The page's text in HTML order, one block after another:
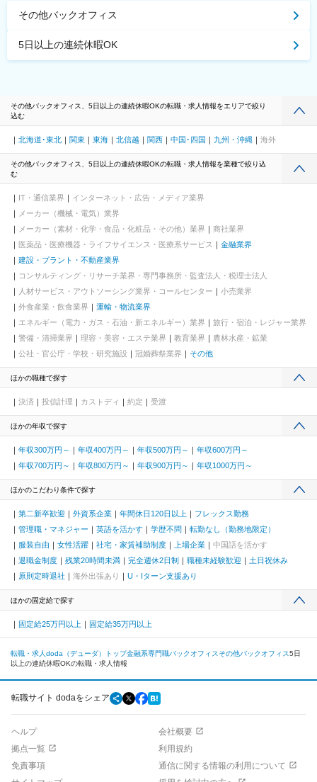
その他バックオフィス
5日以上の連続休暇OK
その他バックオフィス、5日以上の連続休暇OKの転職・求人情報をエリアで絞り
込む
北海道･東北 関東 東海 北信越 関西 中国･四国 九州・沖縄 海外
その他バックオフィス、5日以上の連続休暇OKの転職・求人情報を業種で絞り込
む
IT・通信業界
インターネット・広告・メディア業界
メーカー（機械・電気）業界
メーカー（素材・化学・食品・化粧品・その他）業界
商社業界
医薬品・医療機器・ライフサイエンス・医療系サービス
金融業界
建設・プラント・不動産業界
コンサルティング・リサーチ業界・専門事務所・監査法人・税理士法人
人材サービス・アウトソーシング業界・コールセンター
小売業界
外食産業・飲食業界
運輸・物流業界
エネルギー（電力・ガス・石油・新エネルギー）業界
旅行・宿泊・レジャー業界
警備・清掃業界
理容・美容・エステ業界 教育業界
農林水産・鉱業
公社・官公庁・学校・研究施設
冠婚葬祭業界 その他
ほかの職種で探す
決済 投信計理 カストディ 約定 受渡
ほかの年収で探す
年収300万円～ 年収400万円～ 年収500万円～
年収600万円～
年収700万円～
年収800万円～ 年収900万円～ 年収1000万円～
ほかのこだわり条件で探す
第二新卒歓迎 外資系企業 年間休日120日以上
フレックス勤務
管理職・マネジャー
英語を活かす 学歴不問
転勤なし（勤務地限定）
服装自由
女性活躍 社宅・家賃補助制度 上場企業
中国語を活かす
退職金制度
残業20時間未満 完全週休2日制 職種未経験歓迎
土日祝休み
原則定時退社
海外出張あり U・Iターン支援あり
ほかの固定給で探す
固定給25万円以上 固定給35万円以上
転職・求人doda（デューダ）トップ金融系専門職バックオフィス その他バックオフィス5日
以上の連続休暇OKの転職・求人情報
転職サイト dodaをシェア
ヘルプ
会社概要
拠点一覧
利用規約
免責事項
通信に関する情報の利用について